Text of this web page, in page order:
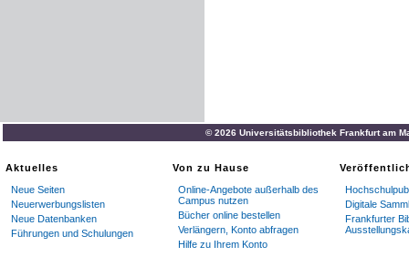
© 2026 Universitätsbibliothek Frankfurt am
Aktuelles
Neue Seiten
Neuerwerbungslisten
Neue Datenbanken
Führungen und Schulungen
Von zu Hause
Online-Angebote außerhalb des
Campus nutzen
Bücher online bestellen
Verlängern, Konto abfragen
Hilfe zu Ihrem Konto
Digitale
Frankfurter